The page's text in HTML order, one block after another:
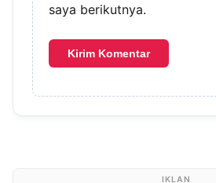
saya berikutnya.